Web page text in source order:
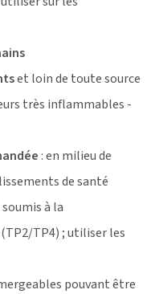
et loin de toute source
très inflammables -
: en milieu de
de santé
à la
TP4) ; utiliser les
pouvant être